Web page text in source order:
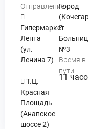
Отправление:
Гипермаркет
Лента
(ул.
Ленина 7)
Т.Ц.
Красная
Площадь
(Анапское
шоссе 2)
Город
№3
Время в
пути:
11